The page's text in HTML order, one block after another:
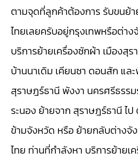
ตามจุดที่ลูกค้าต้องการ รับขนย้า
ไทยเลยครับอยู่กรุงเทพหรือต่าง
บริการย้ายเครื่องซักผ้า เมืองสุร
บ้านนาเดิม เคียนซา ดอนสัก แล
สุราษฎร์ธานี พังงา นครศรีธรรม
ระนอง ย้ายจาก สุราษฎร์ธานี ไ
ข้ามจังหวัด หรือ ย้ายกลับต่างจั
ไทย ท่านที่กำลังหา บริการย้ายเ